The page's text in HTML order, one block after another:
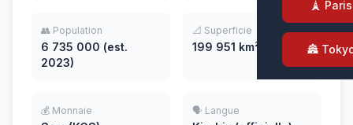
🗼 Paris
🏯
👥 Population
6 735 000 (est.
2023)
📐 Superficie
199 951 km²
💰 Monnaie 🗣️ Langue